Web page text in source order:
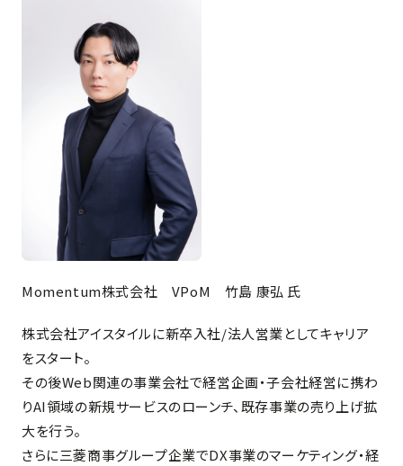
Momentum株式会社 VPoM 竹島 康弘 氏
株式会社アイスタイルに新卒入社/法人営業としてキャリア
をスタート。
その後Web関連の事業会社で経営企画・子会社経営に携わ
りAI領域の新規サービスのローンチ、既存事業の売り上げ拡
大を行う。
さらに三菱商事グループ企業でDX事業のマーケティング・経